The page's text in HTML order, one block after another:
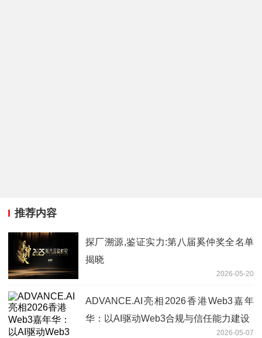
推荐内容
探厂溯源,鉴证实力:第八届奚仲奖全名单
揭晓
2026-05-20
ADVANCE.AI亮相2026香港Web3嘉年
华：以AI驱动Web3合规与信任能力建设
2026-05-07